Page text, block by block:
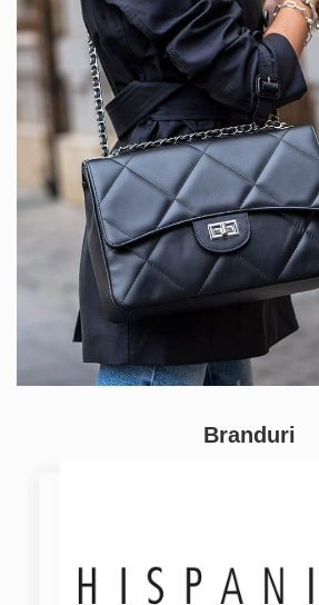
Branduri